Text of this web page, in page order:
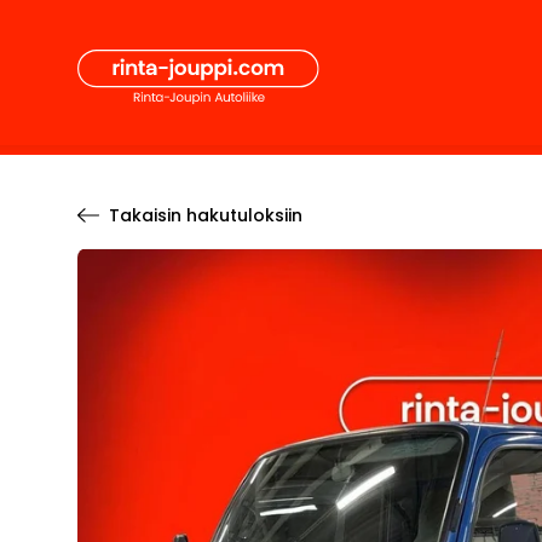
sisältöön
Takaisin hakutuloksiin